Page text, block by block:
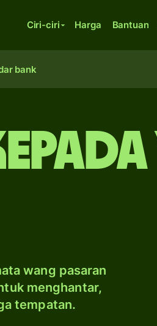
Ciri-ciri Harga Bantuan
bank
wang pasaran
menghantar,
tempatan.